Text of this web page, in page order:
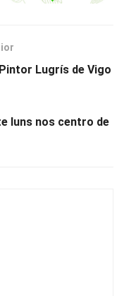
Lugrís de Vigo
luns nos centro de